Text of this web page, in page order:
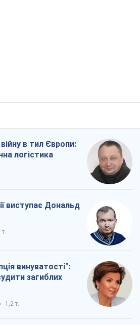
в тил Європи:
логістика
виступає Дональд
т.
винуватості":
загиблих
1,2 т.